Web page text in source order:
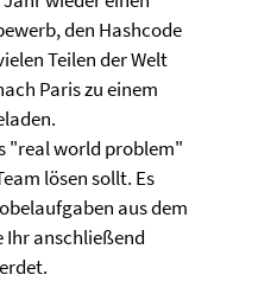
den Hashcode
Teilen der Welt
Paris zu einem
"real world problem"
lösen sollt. Es
aus dem
Ihr anschließend